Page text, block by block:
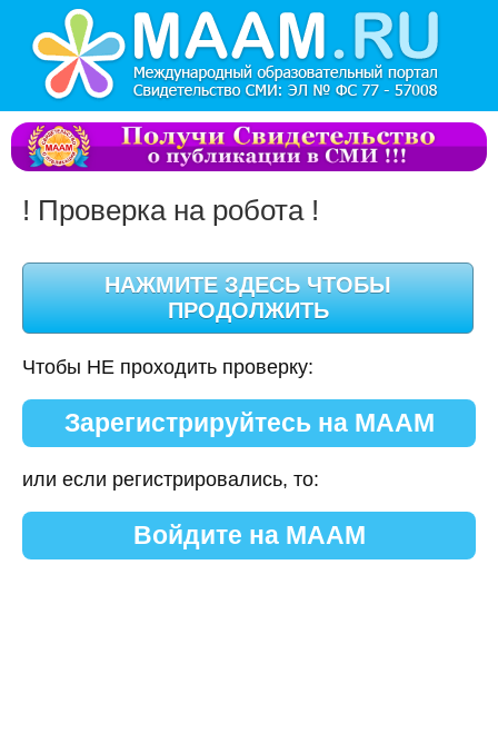
! Проверка на робота !
Чтобы НЕ проходить проверку:
Зарегистрируйтесь на МААМ
или если регистрировались, то:
Войдите на МААМ